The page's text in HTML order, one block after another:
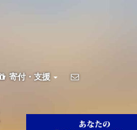
寄付・支援